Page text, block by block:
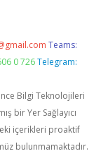
Teams:
0 726 Telegram:
Bilgi Teknolojileri
bir Yer Sağlayıcı
içerikleri proaktif
bulunmamaktadır.